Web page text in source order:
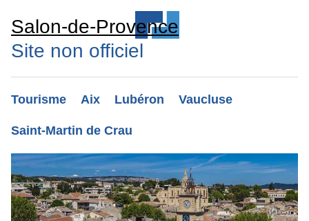
Salon-de-Provence
Site non officiel
Tourisme Aix Lubéron Vaucluse
Saint-Martin de Crau